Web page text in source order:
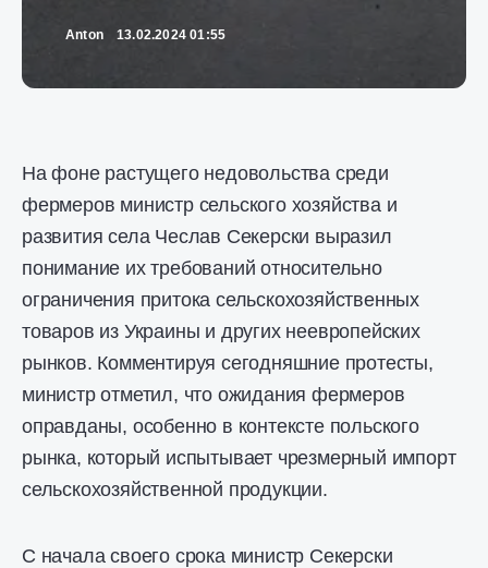
Anton 13.02.2024 01:55
На фоне растущего недовольства среди
фермеров министр сельского хозяйства и
развития села Чеслав Секерски выразил
понимание их требований относительно
ограничения притока сельскохозяйственных
товаров из Украины и других неевропейских
рынков. Комментируя сегодняшние протесты,
министр отметил, что ожидания фермеров
оправданы, особенно в контексте польского
рынка, который испытывает чрезмерный импорт
сельскохозяйственной продукции.
С начала своего срока министр Секерски